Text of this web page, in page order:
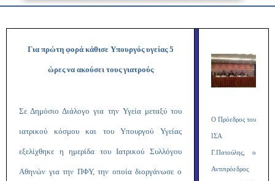
Για πρώτη φορά κάθισε Υπουργός υγείας 5
ώρες να ακούσει τους γιατρούς
Σε Δημόσιο Διάλογο για την Υγεία μεταξύ του
ιατρικού κόσμου και του Υπουργού Υγείας
εξελίχθηκε η ημερίδα του Ιατρικού Συλλόγου
Αθηνών για την ΠΦΥ, την οποία διοργάνωσε ο
Ο Πρόεδρος του
ΙΣΑ
Γ.Πατούλης, ο
Αντιπρόεδρος